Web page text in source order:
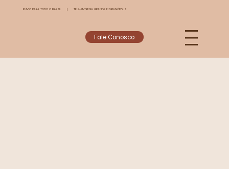
ENVIO PARA TODO O BRASIL | TELE-ENTREGA GRANDE FLORIANÓPOLIS
Fale Conosco